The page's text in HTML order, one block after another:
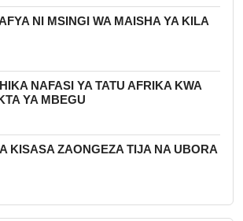
NI MSINGI WA MAISHA YA KILA
NAFASI YA TATU AFRIKA KWA
YA MBEGU
KISASA ZAONGEZA TIJA NA UBORA